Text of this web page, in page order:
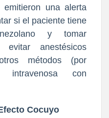
una alerta
si el paciente tiene
y tomar
evitar anestésicos
métodos (por
intravenosa con
Cocuyo